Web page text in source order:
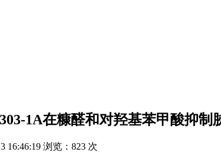
1A在糠醛和对羟基苯甲酸抑制
16:46:19 浏览： 823 次